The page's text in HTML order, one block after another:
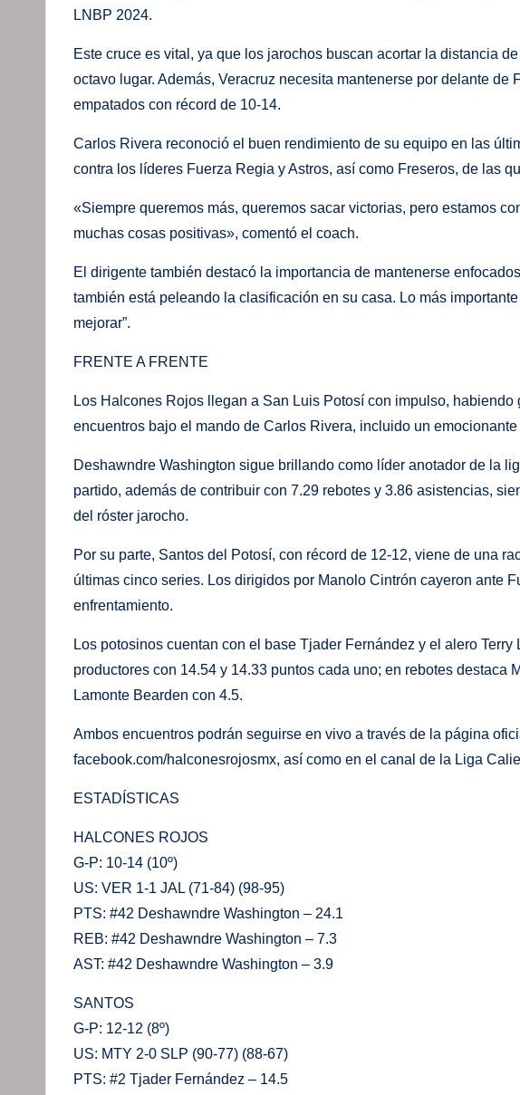
LNBP 2024.
Este cruce es vital, ya que los jarochos buscan acortar la distancia
octavo lugar. Además, Veracruz necesita mantenerse por delante de
empatados con récord de 10-14.
Carlos Rivera reconoció el buen rendimiento de su equipo en las
contra los líderes Fuerza Regia y Astros, así como Freseros, de las
«Siempre queremos más, queremos sacar victorias, pero estamos
muchas cosas positivas», comentó el coach.
El dirigente también destacó la importancia de mantenerse
también está peleando la clasificación en su casa. Lo más
mejorar”.
FRENTE A FRENTE
Los Halcones Rojos llegan a San Luis Potosí con impulso,
encuentros bajo el mando de Carlos Rivera, incluido un
Deshawndre Washington sigue brillando como líder anotador de la
partido, además de contribuir con 7.29 rebotes y 3.86 asistencias,
del róster jarocho.
Por su parte, Santos del Potosí, con récord de 12-12, viene de una
últimas cinco series. Los dirigidos por Manolo Cintrón cayeron ante
enfrentamiento.
Los potosinos cuentan con el base Tjader Fernández y el alero
productores con 14.54 y 14.33 puntos cada uno; en rebotes destaca
Lamonte Bearden con 4.5.
Ambos encuentros podrán seguirse en vivo a través de la página
facebook.com/halconesrojosmx, así como en el canal de la Liga
ESTADÍSTICAS
HALCONES ROJOS
G-P: 10-14 (10º)
US: VER 1-1 JAL (71-84) (98-95)
PTS: #42 Deshawndre Washington – 24.1
REB: #42 Deshawndre Washington – 7.3
AST: #42 Deshawndre Washington – 3.9
SANTOS
G-P: 12-12 (8º)
US: MTY 2-0 SLP (90-77) (88-67)
PTS: #2 Tjader Fernández – 14.5